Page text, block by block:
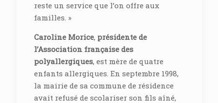
reste un service que l’on offre aux
familles. »
Caroline Morice, présidente de
l’Association française des
polyallergiques, est mère de quatre
enfants allergiques. En septembre 1998,
la mairie de sa commune de résidence
avait refusé de scolariser son fils aîné,